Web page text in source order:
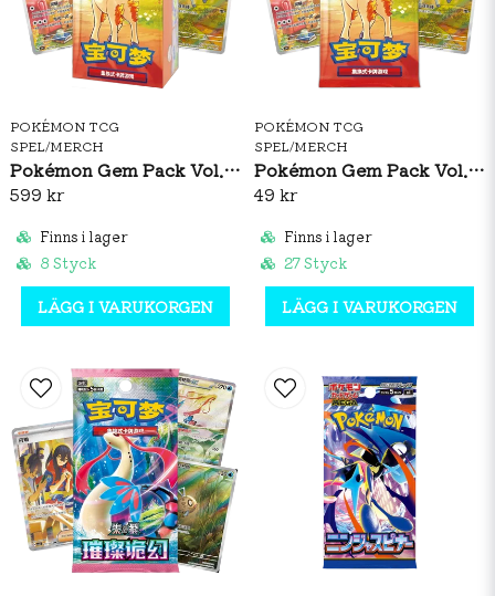
POKÉMON TCG
SPEL/MERCH
Pokémon Gem Pack Vol. 4 Booster Box (S-CH)
599 kr
Finns i lager
8 Styck
LÄGG I VARUKORGEN
POKÉMON TCG
SPEL/MERCH
Pokémon Gem Pack Vol. 4 Booster Pack (S-CH)
49 kr
Finns i lager
27 Styck
LÄGG I VARUKORGEN